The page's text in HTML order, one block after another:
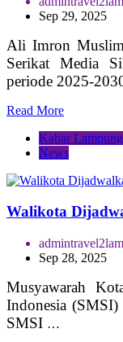
Sep 29, 2025
Ali Imron
Serikat Media
periode 2025-
Read More
Kabar Lampung
News
Walikota
Sep 28, 2025
Musyawarah
Indonesia
SMSI …